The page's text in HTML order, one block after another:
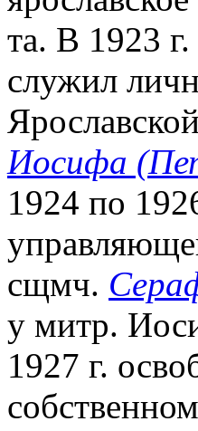
та. В 1923
служил
Иосифа
1924 по
сщмч.
у митр.
1927 г.